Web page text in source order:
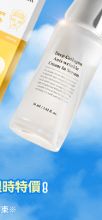
用]CENTELL
酸菌屏障修護乳
霜